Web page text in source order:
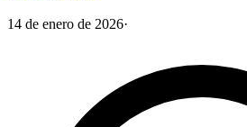
14 de enero de 2026·